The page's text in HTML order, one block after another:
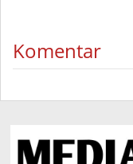
Komentar